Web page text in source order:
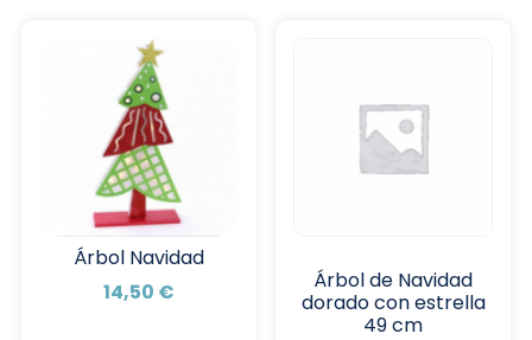
Árbol Navidad
14,50 €
Árbol de Navidad
dorado con estrella
49 cm